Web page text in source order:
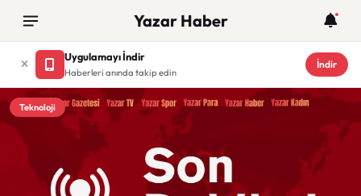
Yazar Haber
Uygulamayı İndir
Haberleri anında takip edin
İndir
Teknoloji